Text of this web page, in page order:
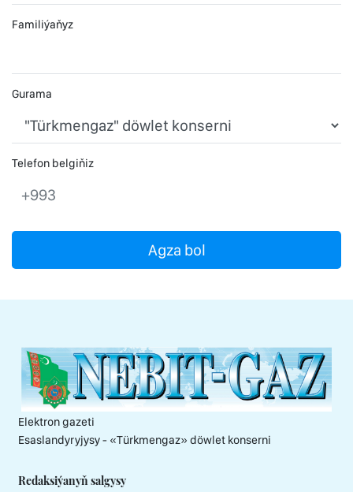
Familiýaňyz
Gurama
Telefon belgiňiz
+993
Agza bol
Elektron gazeti
Esaslandyryjysy - «Тürkmengaz» döwlet konserni
Redaksiýanyň salgysy